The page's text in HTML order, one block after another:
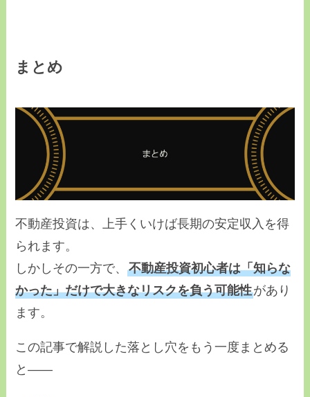
まとめ
不動産投資は、上手くいけば長期の安定収入を得
られます。
しかしその一方で、不動産投資初心者は「知らな
かった」だけで大きなリスクを負う可能性があり
ます。
この記事で解説した落とし穴をもう一度まとめる
と――